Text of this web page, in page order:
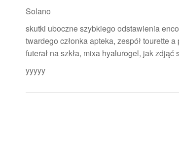
Solano
skutki uboczne szybkiego odstawienia
twardego członka apteka, zespół tourette
futerał na szkła, mixa hyalurogel, jak
yyyyy